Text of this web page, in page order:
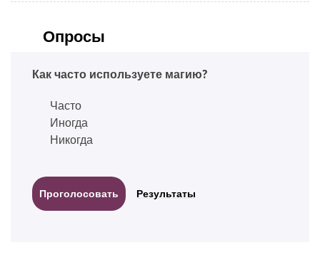
Опросы
Как часто используете магию?
Часто
Иногда
Никогда
Результаты